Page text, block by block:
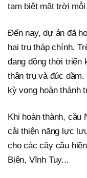
tạm biệt mặt trời mỗi
Đến nay, dự án đã
hai trụ tháp chính.
đang đồng thời triển
thân trụ và đúc
kỳ vọng hoàn thành
Khi hoàn thành, cầu
cải thiện năng lực
cho các cây cầu
Biên, Vĩnh Tuy...